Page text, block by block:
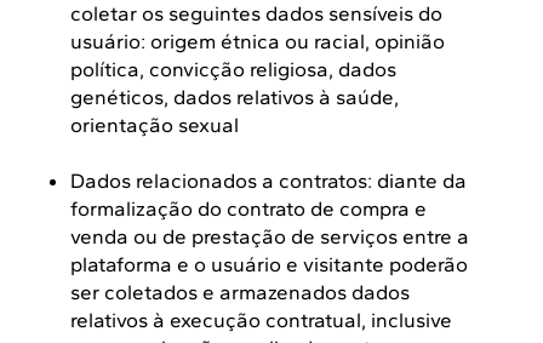
coletar os seguintes dados sensíveis do
usuário: origem étnica ou racial, opinião
política, convicção religiosa, dados
genéticos, dados relativos à saúde,
orientação sexual
Dados relacionados a contratos: diante da
formalização do contrato de compra e
venda ou de prestação de serviços entre a
plataforma e o usuário e visitante poderão
ser coletados e armazenados dados
relativos à execução contratual, inclusive